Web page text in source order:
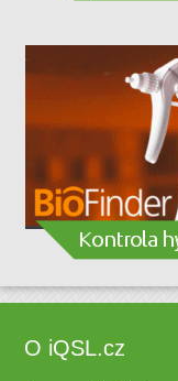
O iQSL.cz